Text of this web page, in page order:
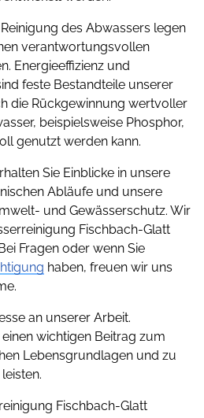
des Abwassers legen
verantwortungsvollen
Energieeffizienz und
feste Bestandteile unserer
die Rückgewinnung wertvoller
beispielsweise Phosphor,
genutzt werden kann.
Sie Einblicke in unsere
Abläufe und unsere
und Gewässerschutz. Wir
Fischbach-Glatt
Fragen oder wenn Sie
haben, freuen wir uns
an unserer Arbeit.
wichtigen Beitrag zum
Lebensgrundlagen und zu
Fischbach-Glatt